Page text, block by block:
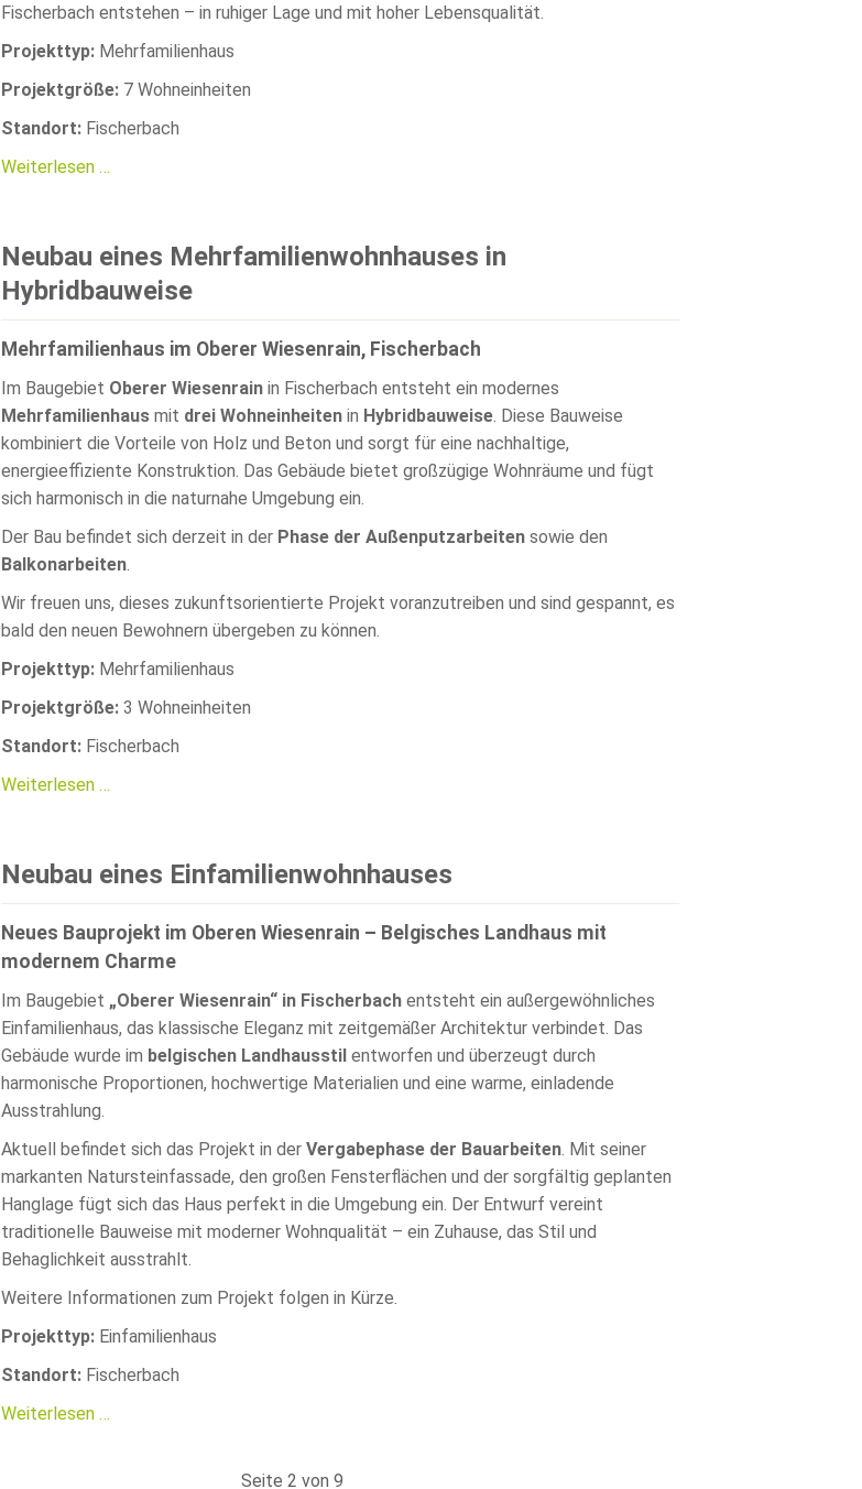
Fischerbach entstehen – in ruhiger Lage und mit hoher Lebensqualität.
Projekttyp: Mehrfamilienhaus
Projektgröße: 7 Wohneinheiten
Standort: Fischerbach
Weiterlesen …
Neubau eines Mehrfamilienwohnhauses in
Hybridbauweise
Mehrfamilienhaus im Oberer Wiesenrain, Fischerbach
Im Baugebiet Oberer Wiesenrain in Fischerbach entsteht ein modernes
Mehrfamilienhaus mit drei Wohneinheiten in Hybridbauweise . Diese Bauweise
kombiniert die Vorteile von Holz und Beton und sorgt für eine nachhaltige,
energieeffiziente Konstruktion. Das Gebäude bietet großzügige Wohnräume und fügt
sich harmonisch in die naturnahe Umgebung ein.
Der Bau befindet sich derzeit in der Phase der Außenputzarbeiten sowie den
Balkonarbeiten
Wir freuen uns, dieses zukunftsorientierte Projekt voranzutreiben und sind gespannt, es
bald den neuen Bewohnern übergeben zu können.
Projekttyp: Mehrfamilienhaus
Projektgröße: 3 Wohneinheiten
Standort: Fischerbach
Weiterlesen …
in
Neubau eines Einfamilienwohnhauses
Neues Bauprojekt im Oberen Wiesenrain – Belgisches Landhaus mit
modernem Charme
Im Baugebiet „Oberer Wiesenrain“ in Fischerbach entsteht ein außergewöhnliches
Einfamilienhaus, das klassische Eleganz mit zeitgemäßer Architektur verbindet. Das
Gebäude wurde im belgischen Landhausstil entworfen und überzeugt durch
harmonische Proportionen, hochwertige Materialien und eine warme, einladende
Ausstrahlung.
Aktuell befindet sich das Projekt in der Vergabephase der Bauarbeiten. Mit seiner
markanten Natursteinfassade, den großen Fensterflächen und der sorgfältig geplanten
Hanglage fügt sich das Haus perfekt in die Umgebung ein. Der Entwurf vereint
traditionelle Bauweise mit moderner Wohnqualität – ein Zuhause, das Stil und
Behaglichkeit ausstrahlt.
Weitere Informationen zum Projekt folgen in Kürze.
Projekttyp: Einfamilienhaus
Standort: Fischerbach
Weiterlesen …
Seite 2 von 9